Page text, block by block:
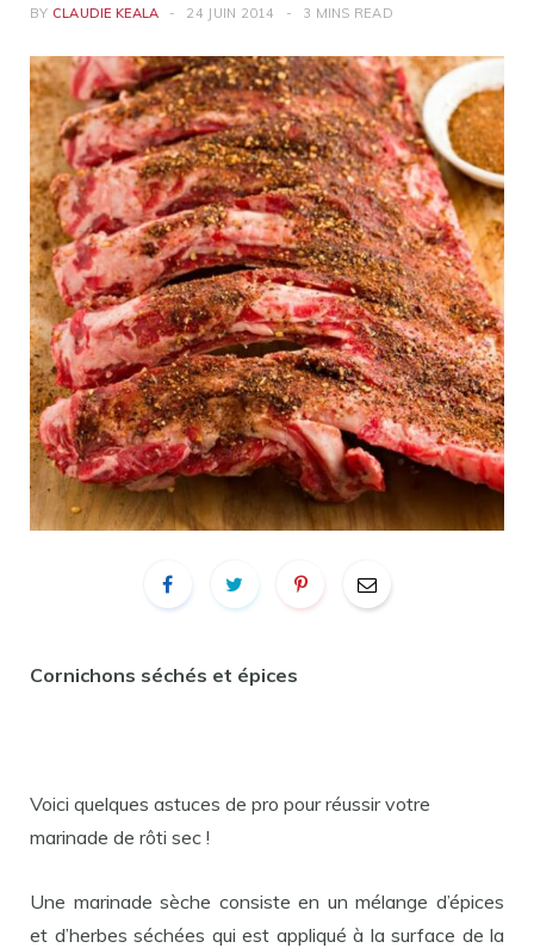
BY CLAUDIE KEALA 24 JUIN 2014 3 MINS READ
Cornichons séchés et épices
Voici quelques astuces de pro pour réussir votre
marinade de rôti sec !
Une marinade sèche consiste en un mélange d’épices
et d’herbes séchées qui est appliqué à la surface de la